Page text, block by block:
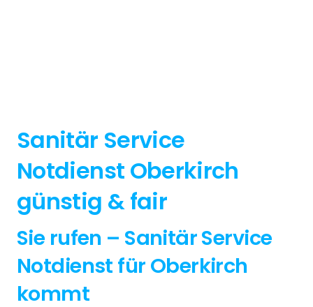
Sanitär Service
Notdienst Oberkirch
günstig & fair
Sie rufen – Sanitär Service
Notdienst für Oberkirch
kommt